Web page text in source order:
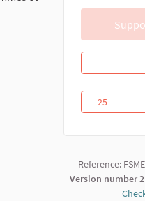
25
25
Reference:
Version number 2